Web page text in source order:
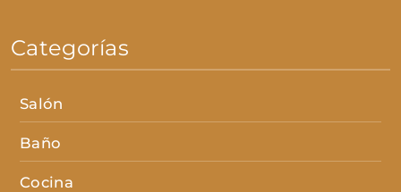
Categorías
Salón
Baño
Cocina